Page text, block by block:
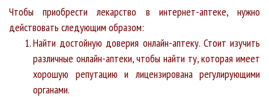
Чтобы приобрести лекарство в интернет-аптеке, нужно
действовать следующим образом:
Найти достойную доверия онлайн-аптеку. Стоит изучить
различные онлайн-аптеки, чтобы найти ту, которая имеет
хорошую репутацию и лицензирована регулирующими
органами.